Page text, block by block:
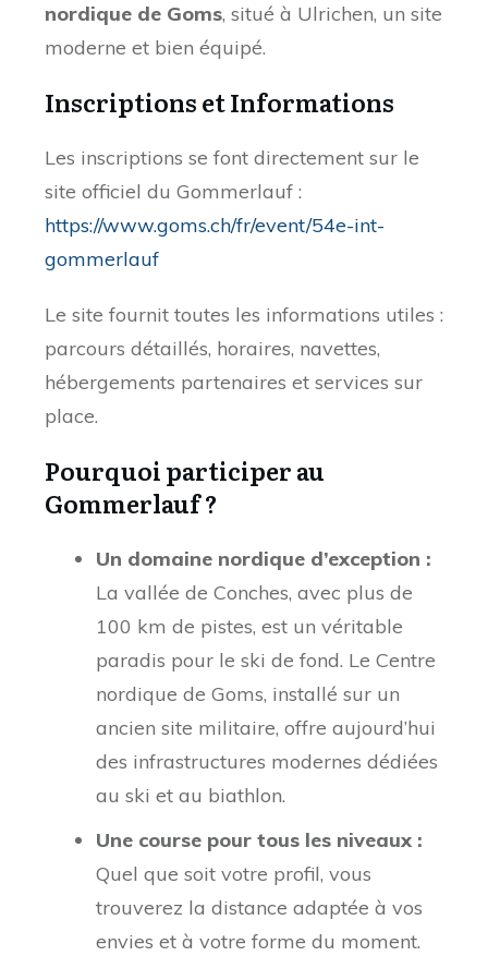
nordique de Goms, situé à Ulrichen, un site
moderne et bien équipé.
Inscriptions et Informations
Les inscriptions se font directement sur le
site officiel du Gommerlauf :
https://www.goms.ch/fr/event/54e-int-
gommerlauf
Le site fournit toutes les informations utiles :
parcours détaillés, horaires, navettes,
hébergements partenaires et services sur
place.
Pourquoi participer au
Gommerlauf ?
Un domaine nordique d’exception :
La vallée de Conches, avec plus de
100 km de pistes, est un véritable
paradis pour le ski de fond. Le Centre
nordique de Goms, installé sur un
ancien site militaire, offre aujourd’hui
des infrastructures modernes dédiées
au ski et au biathlon.
Une course pour tous les niveaux :
Quel que soit votre profil, vous
trouverez la distance adaptée à vos
envies et à votre forme du moment.